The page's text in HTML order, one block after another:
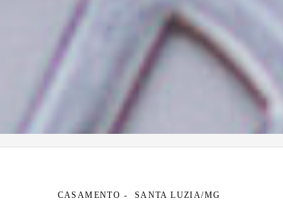
CASAMENTO SANTA LUZIA/MG